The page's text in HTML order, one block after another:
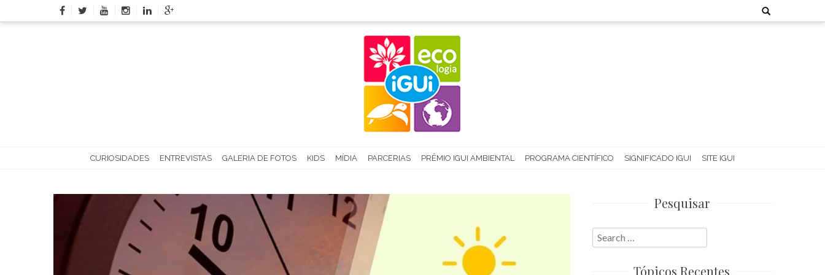
to
Search
for:
CURIOSIDADES ENTREVISTAS GALERIA DE FOTOS KIDS MÍDIA PARCERIAS PRÊMIO IGUI AMBIENTAL PROGRAMA CIENTÍFICO SIGNIFICADO IGUI SITE IGUI
Pesquisar
Search
for:
Tópicos Recentes